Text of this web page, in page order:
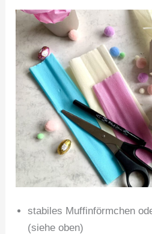
stabiles Muffinförmchen
(siehe oben)